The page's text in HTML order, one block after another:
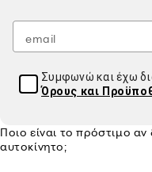
Συμφωνώ και έχω
Όρους και
Ποιο είναι το πρόστιμο
αυτοκίνητο;